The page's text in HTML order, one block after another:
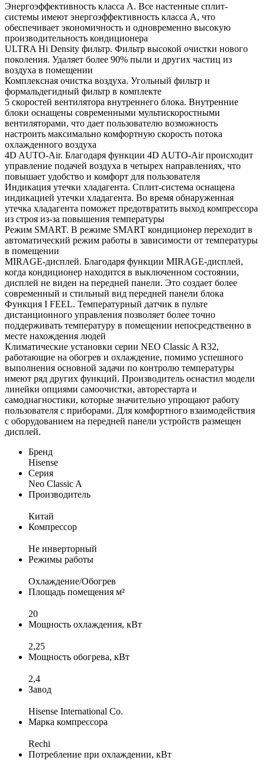
Энергоэффективность класса А. Все настенные сплит-
системы имеют энергоэффективность класса А, что
обеспечивает экономичность и одновременно высокую
производительность кондиционера
ULTRA Hi Density фильтр. Фильтр высокой очистки нового
поколения. Удаляет более 90% пыли и других частиц из
воздуха в помещении
Комплексная очистка воздуха. Угольный фильтр и
формальдегидный фильтр в комплекте
5 скоростей вентилятора внутреннего блока. Внутренние
блоки оснащены современными мультискоростными
вентиляторами, что дает пользователю возможность
настроить максимально комфортную скорость потока
охлажденного воздуха
4D AUTO-Air. Благодаря функции 4D AUTO-Air происходит
управление подачей воздуха в четырех направлениях, что
повышает удобство и комфорт для пользователя
Индикация утечки хладагента. Сплит-система оснащена
индикацией утечки хладагента. Во время обнаруженная
утечка хладагента поможет предотвратить выход компрессора
из строя из-за повышения температуры
Режим SMART. В режиме SMART кондиционер переходит в
автоматический режим работы в зависимости от температуры
в помещении
MIRAGE-дисплей. Благодаря функции MIRAGE-дисплей,
когда кондиционер находится в выключенном состоянии,
дисплей не виден на передней панели. Это создает более
современный и стильный вид передней панели блока
Функция I FEEL. Температурный датчик в пульте
дистанционного управления позволяет более точно
поддерживать температуру в помещении непосредственно в
месте нахождения людей
Климатические установки серии NEO Classic A R32,
работающие на обогрев и охлаждение, помимо успешного
выполнения основной задачи по контролю температуры
имеют ряд других функций. Производитель оснастил модели
линейки опциями самоочистки, авторестарта и
самодиагностики, которые значительно упрощают работу
пользователя с приборами. Для комфортного взаимодействия
с оборудованием на передней панели устройств размещен
дисплей.
Бренд
Hisense
Серия
Neo Classic A
Производитель
Китай
Компрессор
Не инверторный
Режимы работы
Охлаждение/Обогрев
Площадь помещения м²
20
Мощность охлаждения, кВт
2,25
Мощность обогрева, кВт
2,4
Завод
Hisense International Co.
Марка компрессора
Rechi
Потребление при охлаждении, кВт